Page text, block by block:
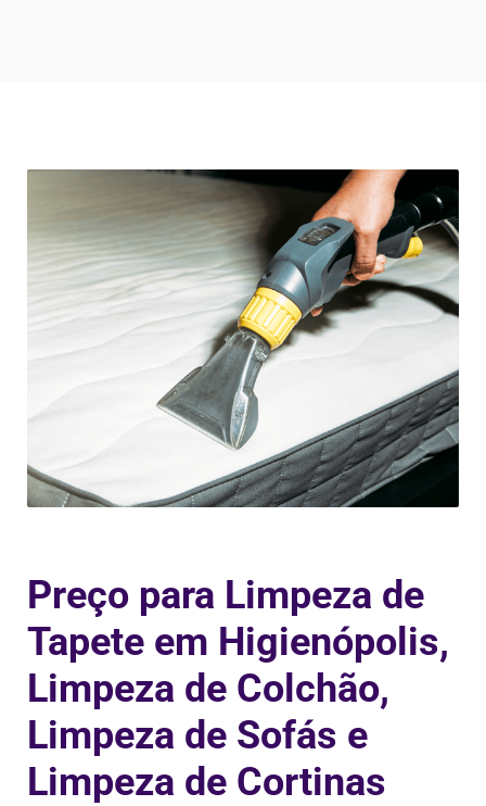
Preço para Limpeza de
Tapete em Higienópolis,
Limpeza de Colchão,
Limpeza de Sofás e
Limpeza de Cortinas